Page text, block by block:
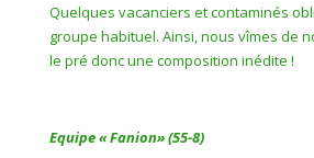
Quelques vacanciers et contaminés
groupe habituel. Ainsi, nous vîmes de
le pré donc une composition inédite !
Equipe « Fanion» (55-8)